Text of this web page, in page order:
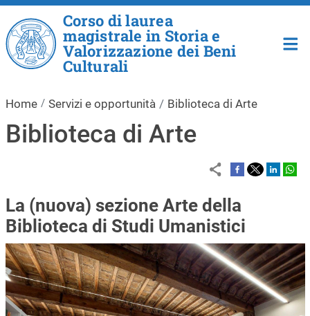
Salta al contenuto principale
Corso di laurea
magistrale in Storia e
Valorizzazione dei Beni
Culturali
Home Servizi e opportunità Biblioteca di Arte
Biblioteca di Arte
La (nuova) sezione Arte della
Biblioteca di Studi Umanistici
Immagine